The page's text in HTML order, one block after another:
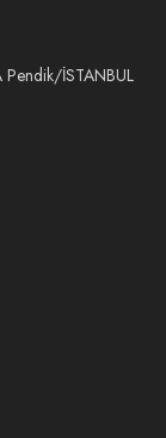
Pendik/İSTANBUL